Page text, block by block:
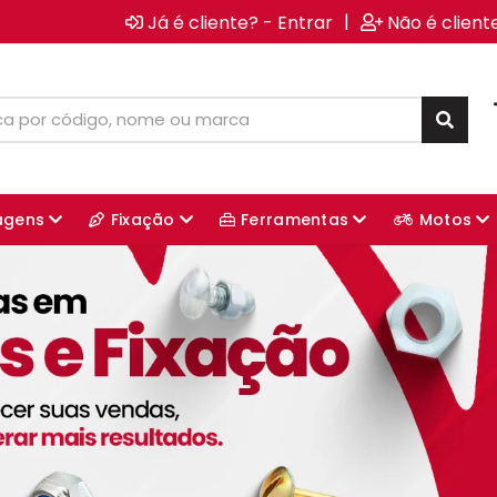
Já é cliente? - Entrar | Não é
Fixação Ferramentas Motos